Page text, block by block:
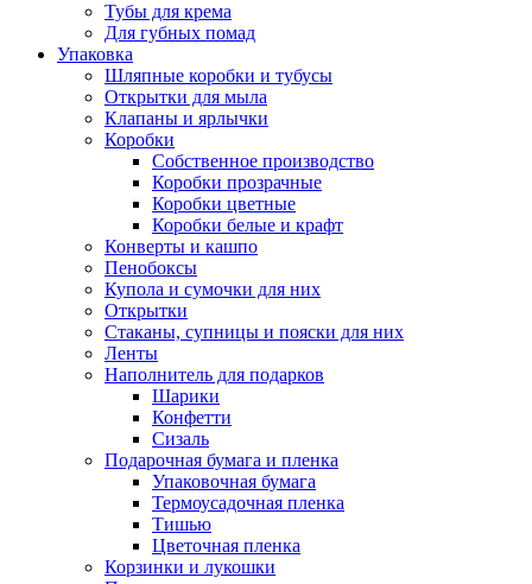
Тубы для крема
Для губных помад
Упаковка
Шляпные коробки и тубусы
Открытки для мыла
Клапаны и ярлычки
Коробки
Собственное производство
Коробки прозрачные
Коробки цветные
Коробки белые и крафт
Конверты и кашпо
Пенобоксы
Купола и сумочки для них
Открытки
Стаканы, супницы и пояски для них
Ленты
Наполнитель для подарков
Шарики
Конфетти
Сизаль
Подарочная бумага и пленка
Упаковочная бумага
Термоусадочная пленка
Тишью
Цветочная пленка
Корзинки и лукошки